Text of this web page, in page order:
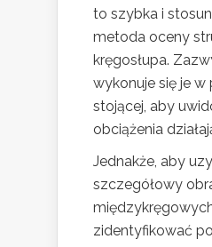
to szybka i
metoda oceny
kręgosłupa.
wykonuje się je w
stojącej, aby
obciążenia
Jednakże, aby
szczegółowy
zidentyfikować